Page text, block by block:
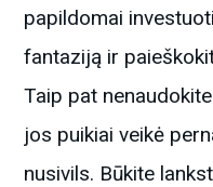
papildomai
fantaziją ir
Taip pat
jos puikiai veikė
nusivils. Būkite